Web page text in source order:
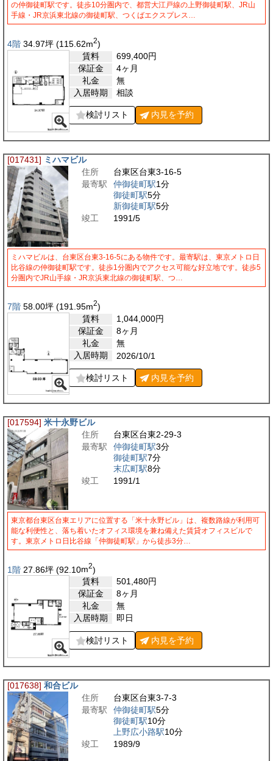
の仲御徒町駅です。徒歩10分圏内で、都営大江戸線の上野御徒町駅、JR山
手線・JR京浜東北線の御徒町駅、つくばエクスプレス…
4階 34.97坪 (115.62m2)
賃料
699,400円
保証金
4ヶ月
礼金
無
入居時期
相談
検討リスト 内見を予約
[017431] ミハマビル
住所
台東区台東3-16-5
最寄駅
仲御徒町駅1分
御徒町駅5分
新御徒町駅5分
竣工
1991/5
ミハマビルは、台東区台東3-16-5にある物件です。最寄駅は、東京メトロ日
比谷線の仲御徒町駅です。徒歩1分圏内でアクセス可能な好立地です。徒歩5
分圏内でJR山手線・JR京浜東北線の御徒町駅、つ…
7階 58.00坪 (191.95m2)
賃料
1,044,000円
保証金
8ヶ月
礼金
無
入居時期
2026/10/1
検討リスト 内見を予約
[017594] 米十永野ビル
住所
台東区台東2-29-3
最寄駅
仲御徒町駅3分
御徒町駅7分
末広町駅8分
竣工
1991/1
東京都台東区台東エリアに位置する「米十永野ビル」は、複数路線が利用可
能な利便性と、落ち着いたオフィス環境を兼ね備えた賃貸オフィスビルで
す。東京メトロ日比谷線「仲御徒町駅」から徒歩3分…
1階 27.86坪 (92.10m2)
賃料
501,480円
保証金
8ヶ月
礼金
無
入居時期
即日
検討リスト 内見を予約
[017638] 和合ビル
住所
台東区台東3-7-3
最寄駅
仲御徒町駅5分
御徒町駅10分
上野広小路駅10分
竣工
1989/9